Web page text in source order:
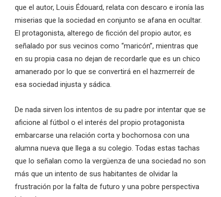
que el autor, Louis Édouard, relata con descaro e ironía las
miserias que la sociedad en conjunto se afana en ocultar.
El protagonista, alterego de ficción del propio autor, es
señalado por sus vecinos como “maricón”, mientras que
en su propia casa no dejan de recordarle que es un chico
amanerado por lo que se convertirá en el hazmerreír de
esa sociedad injusta y sádica.
De nada sirven los intentos de su padre por intentar que se
aficione al fútbol o el interés del propio protagonista
embarcarse una relación corta y bochornosa con una
alumna nueva que llega a su colegio. Todas estas tachas
que lo señalan como la vergüenza de una sociedad no son
más que un intento de sus habitantes de olvidar la
frustración por la falta de futuro y una pobre perspectiva